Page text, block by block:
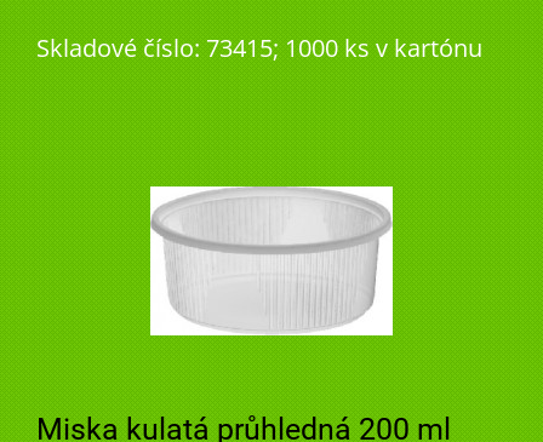
Skladové číslo: 73415; 1000 ks v kartónu
Miska kulatá průhledná 200 ml